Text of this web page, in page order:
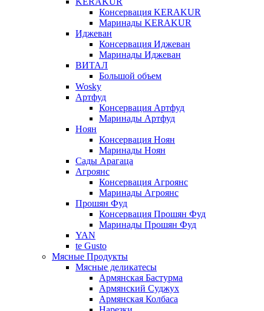
Консервация KERAKUR
Маринады KERAKUR
Иджеван
Консервация Иджеван
Маринады Иджеван
ВИТАЛ
Большой объем
Wosky
Артфуд
Консервация Артфуд
Маринады Артфуд
Ноян
Консервация Ноян
Маринады Ноян
Сады Арагаца
Агроянс
Консервация Агроянс
Маринады Агроянс
Прошян Фуд
Консервация Прошян Фуд
Маринады Прошян Фуд
YAN
te Gusto
Мясные Продукты
Мясные деликатесы
Армянская Бастурма
Армянский Суджух
Армянская Колбаса